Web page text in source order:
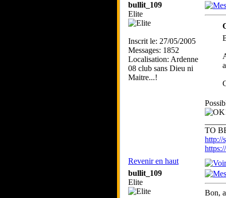
bullit_109
Elite
Inscrit le: 27/05/2005
Messages: 1852
Localisation: Ardenne
08 club sans Dieu ni
Maitre...!
TO
http://
Revenir en haut
bullit_109
Elite
Bon,